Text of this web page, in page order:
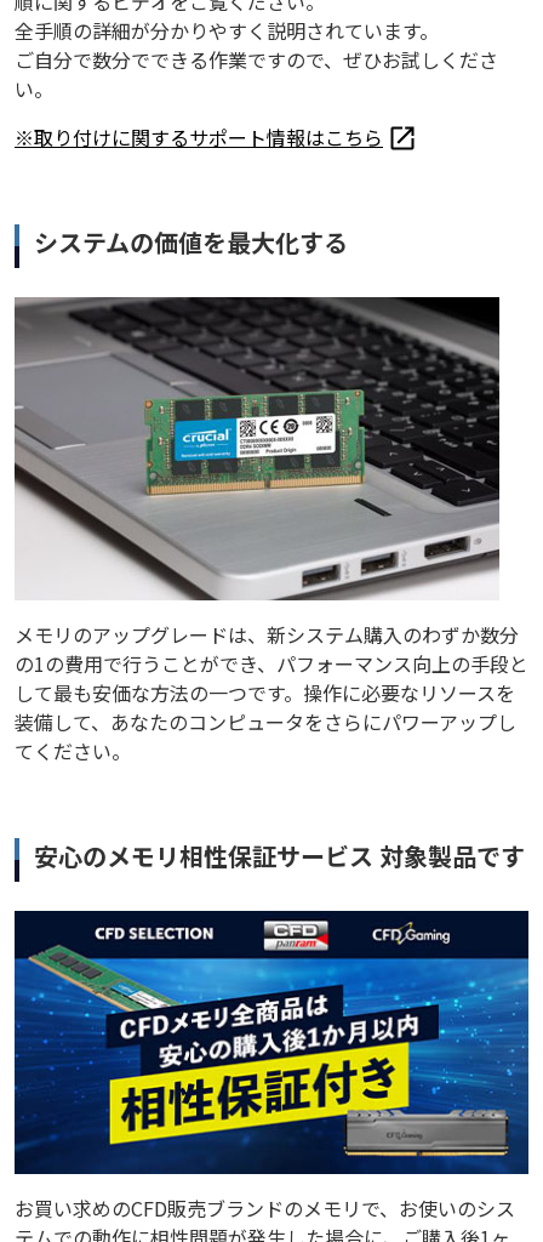
全手順の詳細が分かりやすく説明されています。
ご自分で数分でできる作業ですので、ぜひお試しくださ
い。
※取り付けに関するサポート情報はこちら
システムの価値を最大化する
メモリのアップグレードは、新システム購入のわずか数分
の1の費用で行うことができ、パフォーマンス向上の手段と
して最も安価な方法の一つです。操作に必要なリソースを
装備して、あなたのコンピュータをさらにパワーアップし
てください。
安心のメモリ相性保証サービス 対象製品です
お買い求めのCFD販売ブランドのメモリで、お使いのシス